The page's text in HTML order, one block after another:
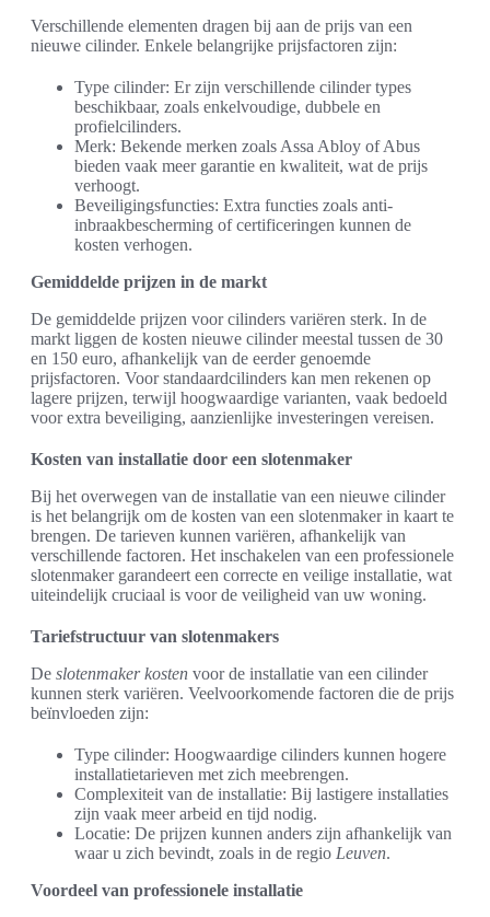
Verschillende elementen dragen bij aan de prijs van een
nieuwe cilinder. Enkele belangrijke prijsfactoren zijn:
Type cilinder: Er zijn verschillende cilinder types
beschikbaar, zoals enkelvoudige, dubbele en
profielcilinders.
Merk: Bekende merken zoals Assa Abloy of Abus
bieden vaak meer garantie en kwaliteit, wat de prijs
verhoogt.
Beveiligingsfuncties: Extra functies zoals anti-
inbraakbescherming of certificeringen kunnen de
kosten verhogen.
Gemiddelde prijzen in de markt
De gemiddelde prijzen voor cilinders variëren sterk. In de
markt liggen de kosten nieuwe cilinder meestal tussen de 30
en 150 euro, afhankelijk van de eerder genoemde
prijsfactoren. Voor standaardcilinders kan men rekenen op
lagere prijzen, terwijl hoogwaardige varianten, vaak bedoeld
voor extra beveiliging, aanzienlijke investeringen vereisen.
Kosten van installatie door een slotenmaker
Bij het overwegen van de installatie van een nieuwe cilinder
is het belangrijk om de kosten van een slotenmaker in kaart te
brengen. De tarieven kunnen variëren, afhankelijk van
verschillende factoren. Het inschakelen van een professionele
slotenmaker garandeert een correcte en veilige installatie, wat
uiteindelijk cruciaal is voor de veiligheid van uw woning.
Tariefstructuur van slotenmakers
De slotenmaker kosten voor de installatie van een cilinder
kunnen sterk variëren. Veelvoorkomende factoren die de prijs
beïnvloeden zijn:
Type cilinder: Hoogwaardige cilinders kunnen hogere
installatietarieven met zich meebrengen.
Complexiteit van de installatie: Bij lastigere installaties
zijn vaak meer arbeid en tijd nodig.
Locatie: De prijzen kunnen anders zijn afhankelijk van
waar u zich bevindt, zoals in de regio Leuven.
Voordeel van professionele installatie